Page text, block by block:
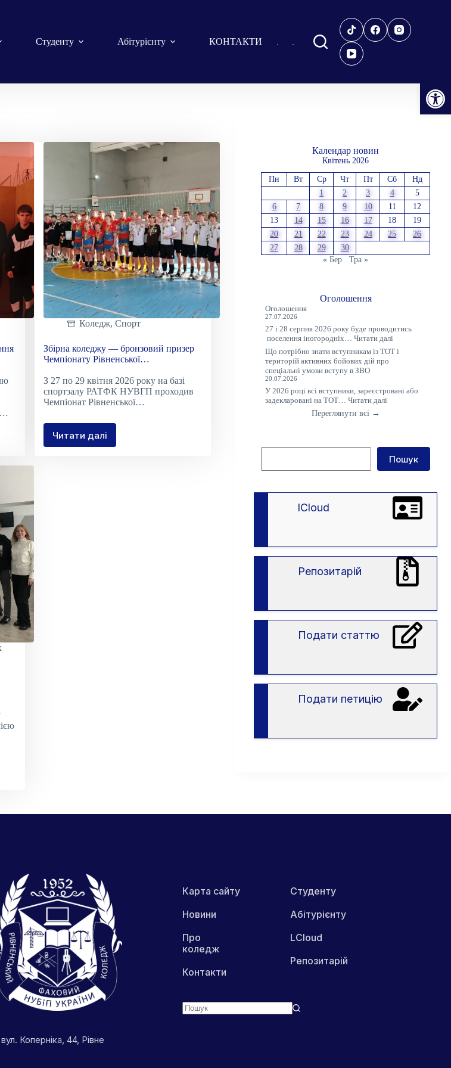
Відкрити Панель інструментів
Студенту Абітурієнту КОНТАКТИ
Коледж, Спорт
Збірна коледжу — бронзовий призер
Чемпіонату Рівненської
З 27 по 29 квітня 2026 року на базі
спортзалу РАТФК НУВГП проходив
Чемпіонат Рівненської…
Читати далі
Збірна
Календар новин
Квітень 2026
Пн Вт Ср Чт Пт Сб
Нд
1
2 3 4
5
6
7 8 9 10 11
12
13
14 15 16 17 18
19
20
21 22 23 24 25
26
27
28 29
30
« Бер
Тра »
Оголошення
Оголошення
27.07.2026
27 і 28 серпня 2026 року буде проводитись
поселення іногородніх…Читати далі
Оголошення
Що потрібно знати вступникам із ТОТ і
територій активних бойових дій про
спеціальні умови вступу в ЗВО
20.07.2026
У 2026 році всі вступники, зареєстровані або
задекларовані на ТОТ…Читати далі
із
ТОТ
бойових
дій
про
ЗВО
Переглянути всі →
Пошук
lCloud
Репозитарій
Подати статтю
Подати петицію
вул. Коперніка, 44, Рівне
Карта сайту
Новини
Про
коледж
Контакти
Студенту
Абітурієнту
LCloud
Репозитарій